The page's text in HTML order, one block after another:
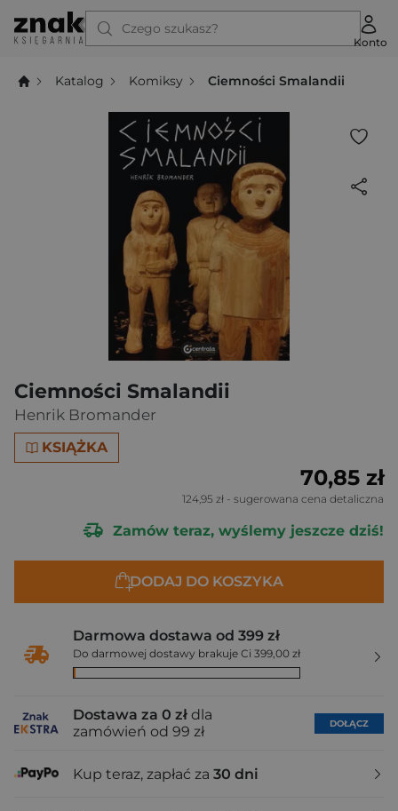
Czego szukasz?
Konto
Katalog Komiksy Ciemności Smalandii
Ciemności Smalandii
Henrik Bromander
KSIĄŻKA
70,85 zł
124,95 zł - sugerowana cena detaliczna
Zamów teraz, wyślemy jeszcze dziś!
DODAJ DO KOSZYKA
Darmowa dostawa od 399 zł
Do darmowej dostawy brakuje Ci 399,00 zł
Dostawa za 0 zł dla
zamówień od 99 zł
DOŁĄCZ
Kup teraz, zapłać za 30 dni